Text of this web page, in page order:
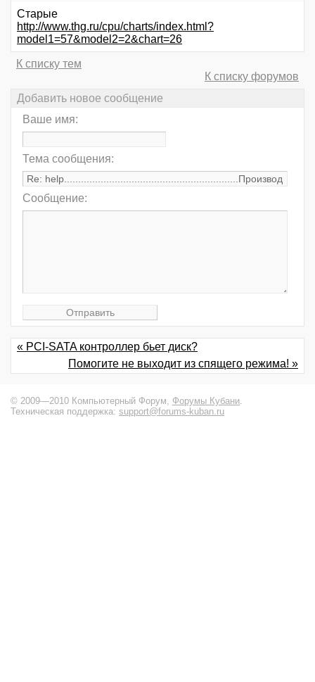
Старые
http://www.thg.ru/cpu/charts/index.html?
model1=57&model2=2&chart=26
К списку тем
К списку форумов
Добавить новое сообщение
Ваше имя:
Тема сообщения:
Сообщение:
« PCI-SATA контроллер бьет диск?
Помогите не выходит из спящего режима! »
© 2009—2010 Компьютерный Форум, Форумы Кубани
Техническая поддержка: support@forums-kuban.ru